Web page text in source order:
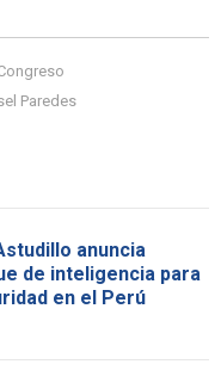
Paredes
anuncia
de inteligencia para
en el Perú